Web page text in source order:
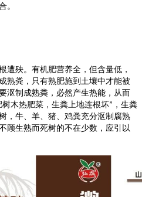
。
遭殃。 有机肥营养全，但含量低，
熟粪，只有熟肥施到土壤中才能被
沤制成熟粪，必然产生热能，从而
树木热肥菜，生粪上地连根坏” ，生粪
，牛、羊、猪、鸡粪充分沤制腐熟
顾生熟而死树的不在少数，应引以